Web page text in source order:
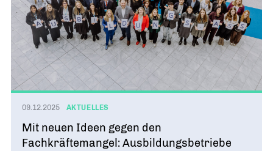
09.12.2025 AKTUELLES
Mit neuen Ideen gegen den
Fachkräftemangel: Ausbildungsbetriebe